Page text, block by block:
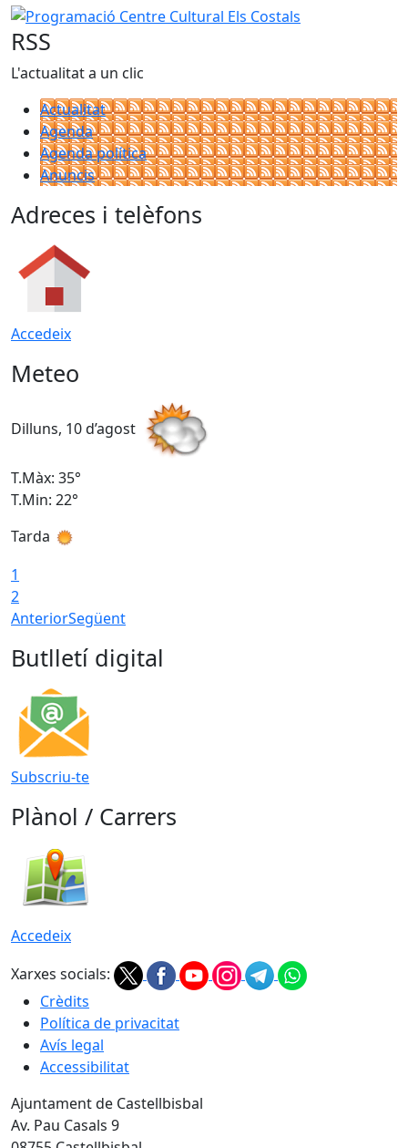
Programació Centre Cultural Els Costals
RSS
L'actualitat a un clic
Actualitat
Agenda
Agenda política
Anuncis
Adreces i telèfons
Accedeix
Meteo
Dilluns, 10 d’agost
T.Màx: 35°
T.Min: 22°
Tarda
1
2
AnteriorSegüent
Butlletí digital
Subscriu-te
Plànol / Carrers
Accedeix
Xarxes socials:
Crèdits
Política de privacitat
Avís legal
Accessibilitat
Ajuntament de Castellbisbal
Av. Pau Casals 9